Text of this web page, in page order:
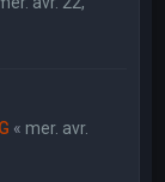
« mer. avr.